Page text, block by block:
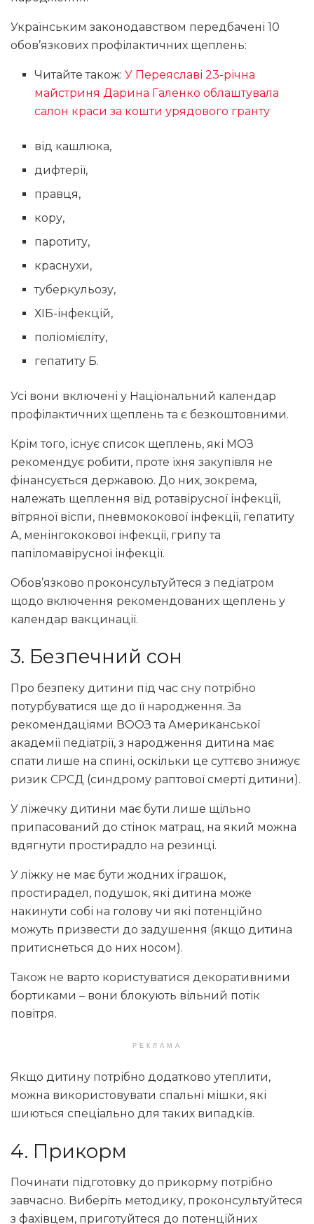
Українським законодавством передбачені 10
обов’язкових профілактичних щеплень:
Читайте також:У Переяславі 23-річна
майстриня Дарина Галенко облаштувала
салон краси за кошти урядового гранту
від кашлюка,
дифтерії,
правця,
кору,
паротиту,
краснухи,
туберкульозу,
ХІБ-інфекцій,
поліомієліту,
гепатиту Б.
Усі вони включені у Національний календар
профілактичних щеплень та є безкоштовними.
Крім того, існує список щеплень, які МОЗ
рекомендує робити, проте їхня закупівля не
фінансується державою. До них, зокрема,
належать щеплення від ротавірусної інфекції,
вітряної віспи, пневмококової інфекції, гепатиту
А, менінгококової інфекції, грипу та
папіломавірусної інфекції.
Обов’язково проконсультуйтеся з педіатром
щодо включення рекомендованих щеплень у
календар вакцинації.
3. Безпечний сон
Про безпеку дитини під час сну потрібно
потурбуватися ще до її народження. За
рекомендаціями ВООЗ та Американської
академії педіатрії, з народження дитина має
спати лише на спині, оскільки це суттєво знижує
ризик СРСД (синдрому раптової смерті дитини).
У ліжечку дитини має бути лише щільно
припасований до стінок матрац, на який можна
вдягнути простирадло на резинці.
У ліжку не має бути жодних іграшок,
простирадел, подушок, які дитина може
накинути собі на голову чи які потенційно
можуть призвести до задушення (якщо дитина
притиснеться до них носом).
Також не варто користуватися декоративними
бортиками – вони блокують вільний потік
повітря.
РЕКЛАМА
Якщо дитину потрібно додатково утеплити,
можна використовувати спальні мішки, які
шиються спеціально для таких випадків.
4. Прикорм
Починати підготовку до прикорму потрібно
завчасно. Виберіть методику, проконсультуйтеся
з фахівцем, приготуйтеся до потенційних